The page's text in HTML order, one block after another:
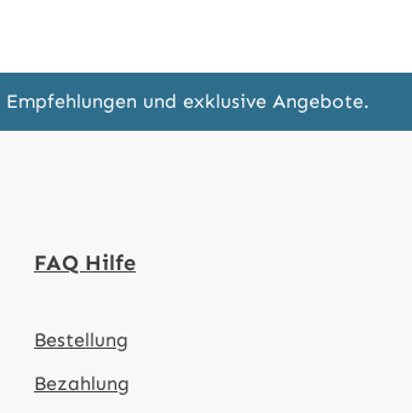
und exklusive Angebote.
FAQ Hilfe
Bestellung
Bezahlung